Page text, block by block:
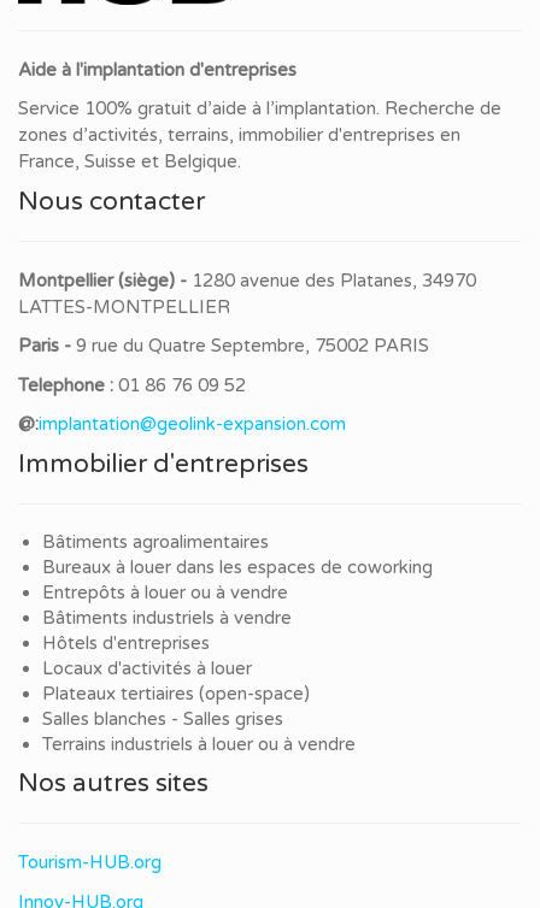
Aide à l'implantation d'entreprises
Service 100% gratuit d’aide à l’implantation. Recherche de
zones d’activités, terrains, immobilier d'entreprises en
France, Suisse et Belgique.
Nous contacter
Montpellier (siège) - 1280 avenue des Platanes, 34970
LATTES-MONTPELLIER
Paris - 9 rue du Quatre Septembre, 75002 PARIS
Telephone : 01 86 76 09 52
@:implantation@geolink-expansion.com
Immobilier d'entreprises
Bâtiments agroalimentaires
Bureaux à louer dans les espaces de coworking
Entrepôts à louer ou à vendre
Bâtiments industriels à vendre
Hôtels d'entreprises
Locaux d'activités à louer
Plateaux tertiaires (open-space)
Salles blanches - Salles grises
Terrains industriels à louer ou à vendre
Nos autres sites
Tourism-HUB.org
Innov-HUB.org